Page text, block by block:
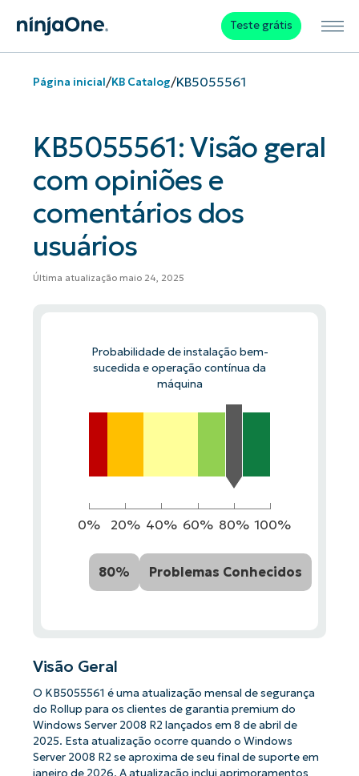
Teste grátis
Página inicial/KB Catalog/KB5055561
KB5055561: Visão geral
com opiniões e
comentários dos
usuários
Última atualização maio 24, 2025
Probabilidade de instalação bem-
sucedida e operação contínua da
máquina
0% 20% 40% 60% 80% 100%
80% Problemas Conhecidos
Visão Geral
O KB5055561 é uma atualização mensal de segurança
do Rollup para os clientes de garantia premium do
Windows Server 2008 R2 lançados em 8 de abril de
2025. Esta atualização ocorre quando o Windows
Server 2008 R2 se aproxima de seu final de suporte em